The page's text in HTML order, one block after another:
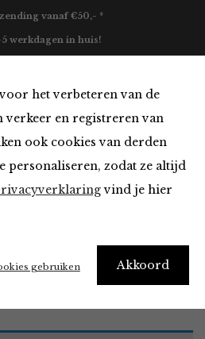
het verbeteren van de
verkeer en registreren van
ook cookies van derden
personaliseren, zodat ze altijd
vind je hier
Akkoord
gebruiken
vanaf €50,- *
werkdagen in huis!
van
Blazers & Jassen